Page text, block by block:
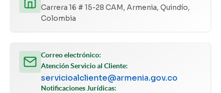
Carrera 16 # 15-28 CAM, Armenia, Quindío,
Colombia
Correo electrónico:
Atención Servicio al Cliente:
servicioalcliente@armenia.gov.co
Notificaciones Jurídicas: